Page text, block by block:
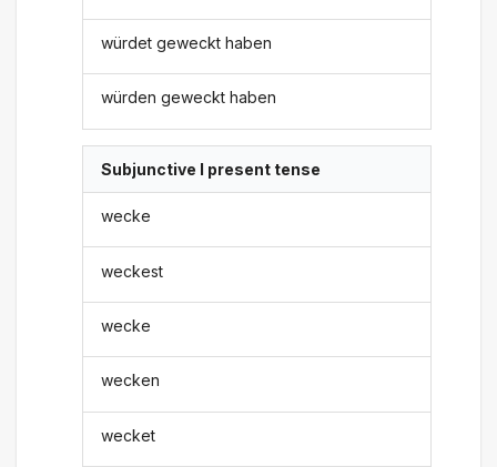
würdet geweckt haben
würden geweckt haben
Subjunctive I present tense
wecke
weckest
wecke
wecken
wecket